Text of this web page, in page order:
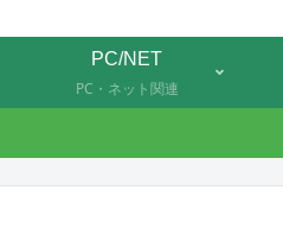
PC/NET
PC・ネット関連